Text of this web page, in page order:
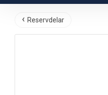
Reservdelar